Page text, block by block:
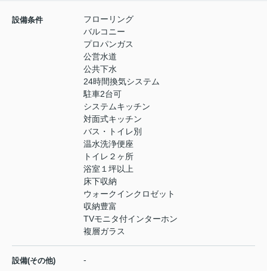
設備条件
フローリング
バルコニー
プロパンガス
公営水道
公共下水
24時間換気システム
駐車2台可
システムキッチン
対面式キッチン
バス・トイレ別
温水洗浄便座
トイレ２ヶ所
浴室１坪以上
床下収納
ウォークインクロゼット
収納豊富
TVモニタ付インターホン
複層ガラス
設備(その他) -